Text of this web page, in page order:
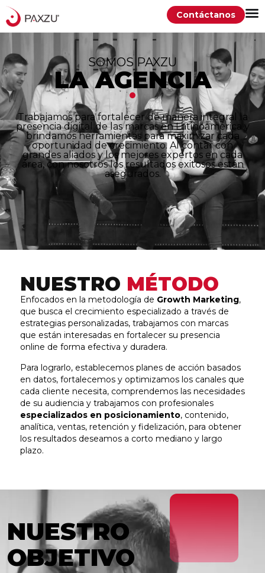
Contáctanos
SOMOS PAXZU
LA AGENCIA
Trabajamos para fortalecer de manera integral la
presencia digital de las marcas en Latinoamérica y
brindamos herramientas para maximizar cada
oportunidad de crecimiento. Al contar con
grandes aliados y los mejores expertos en cada
área, con nosotros los resultados exitosos están
asegurados.
NUESTRO MÉTODO
Enfocados en la metodología de Growth Marketing,
que busca el crecimiento especializado a través de
estrategias personalizadas, trabajamos con marcas
que están interesadas en fortalecer su presencia
online de forma efectiva y duradera.
Para lograrlo, establecemos planes de acción basados
en datos, fortalecemos y optimizamos los canales que
cada cliente necesita, comprendemos las necesidades
de su audiencia y trabajamos con profesionales
especializados en posicionamiento, contenido,
analítica, ventas, retención y fidelización, para obtener
los resultados deseamos a corto mediano y largo
plazo.
NUESTRO
OBJETIVO